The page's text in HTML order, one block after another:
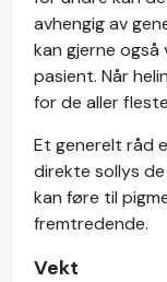
avhengig av
kan gjerne
pasient. Når
for de aller
Et generelt råd
direkte sollys
kan føre til
fremtredende.
Vekt